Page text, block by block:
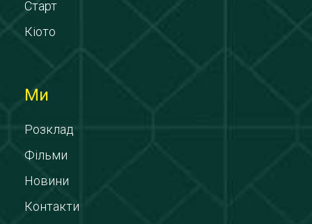
Старт
Кіото
Ми
Розклад
Фільми
Новини
Контакти